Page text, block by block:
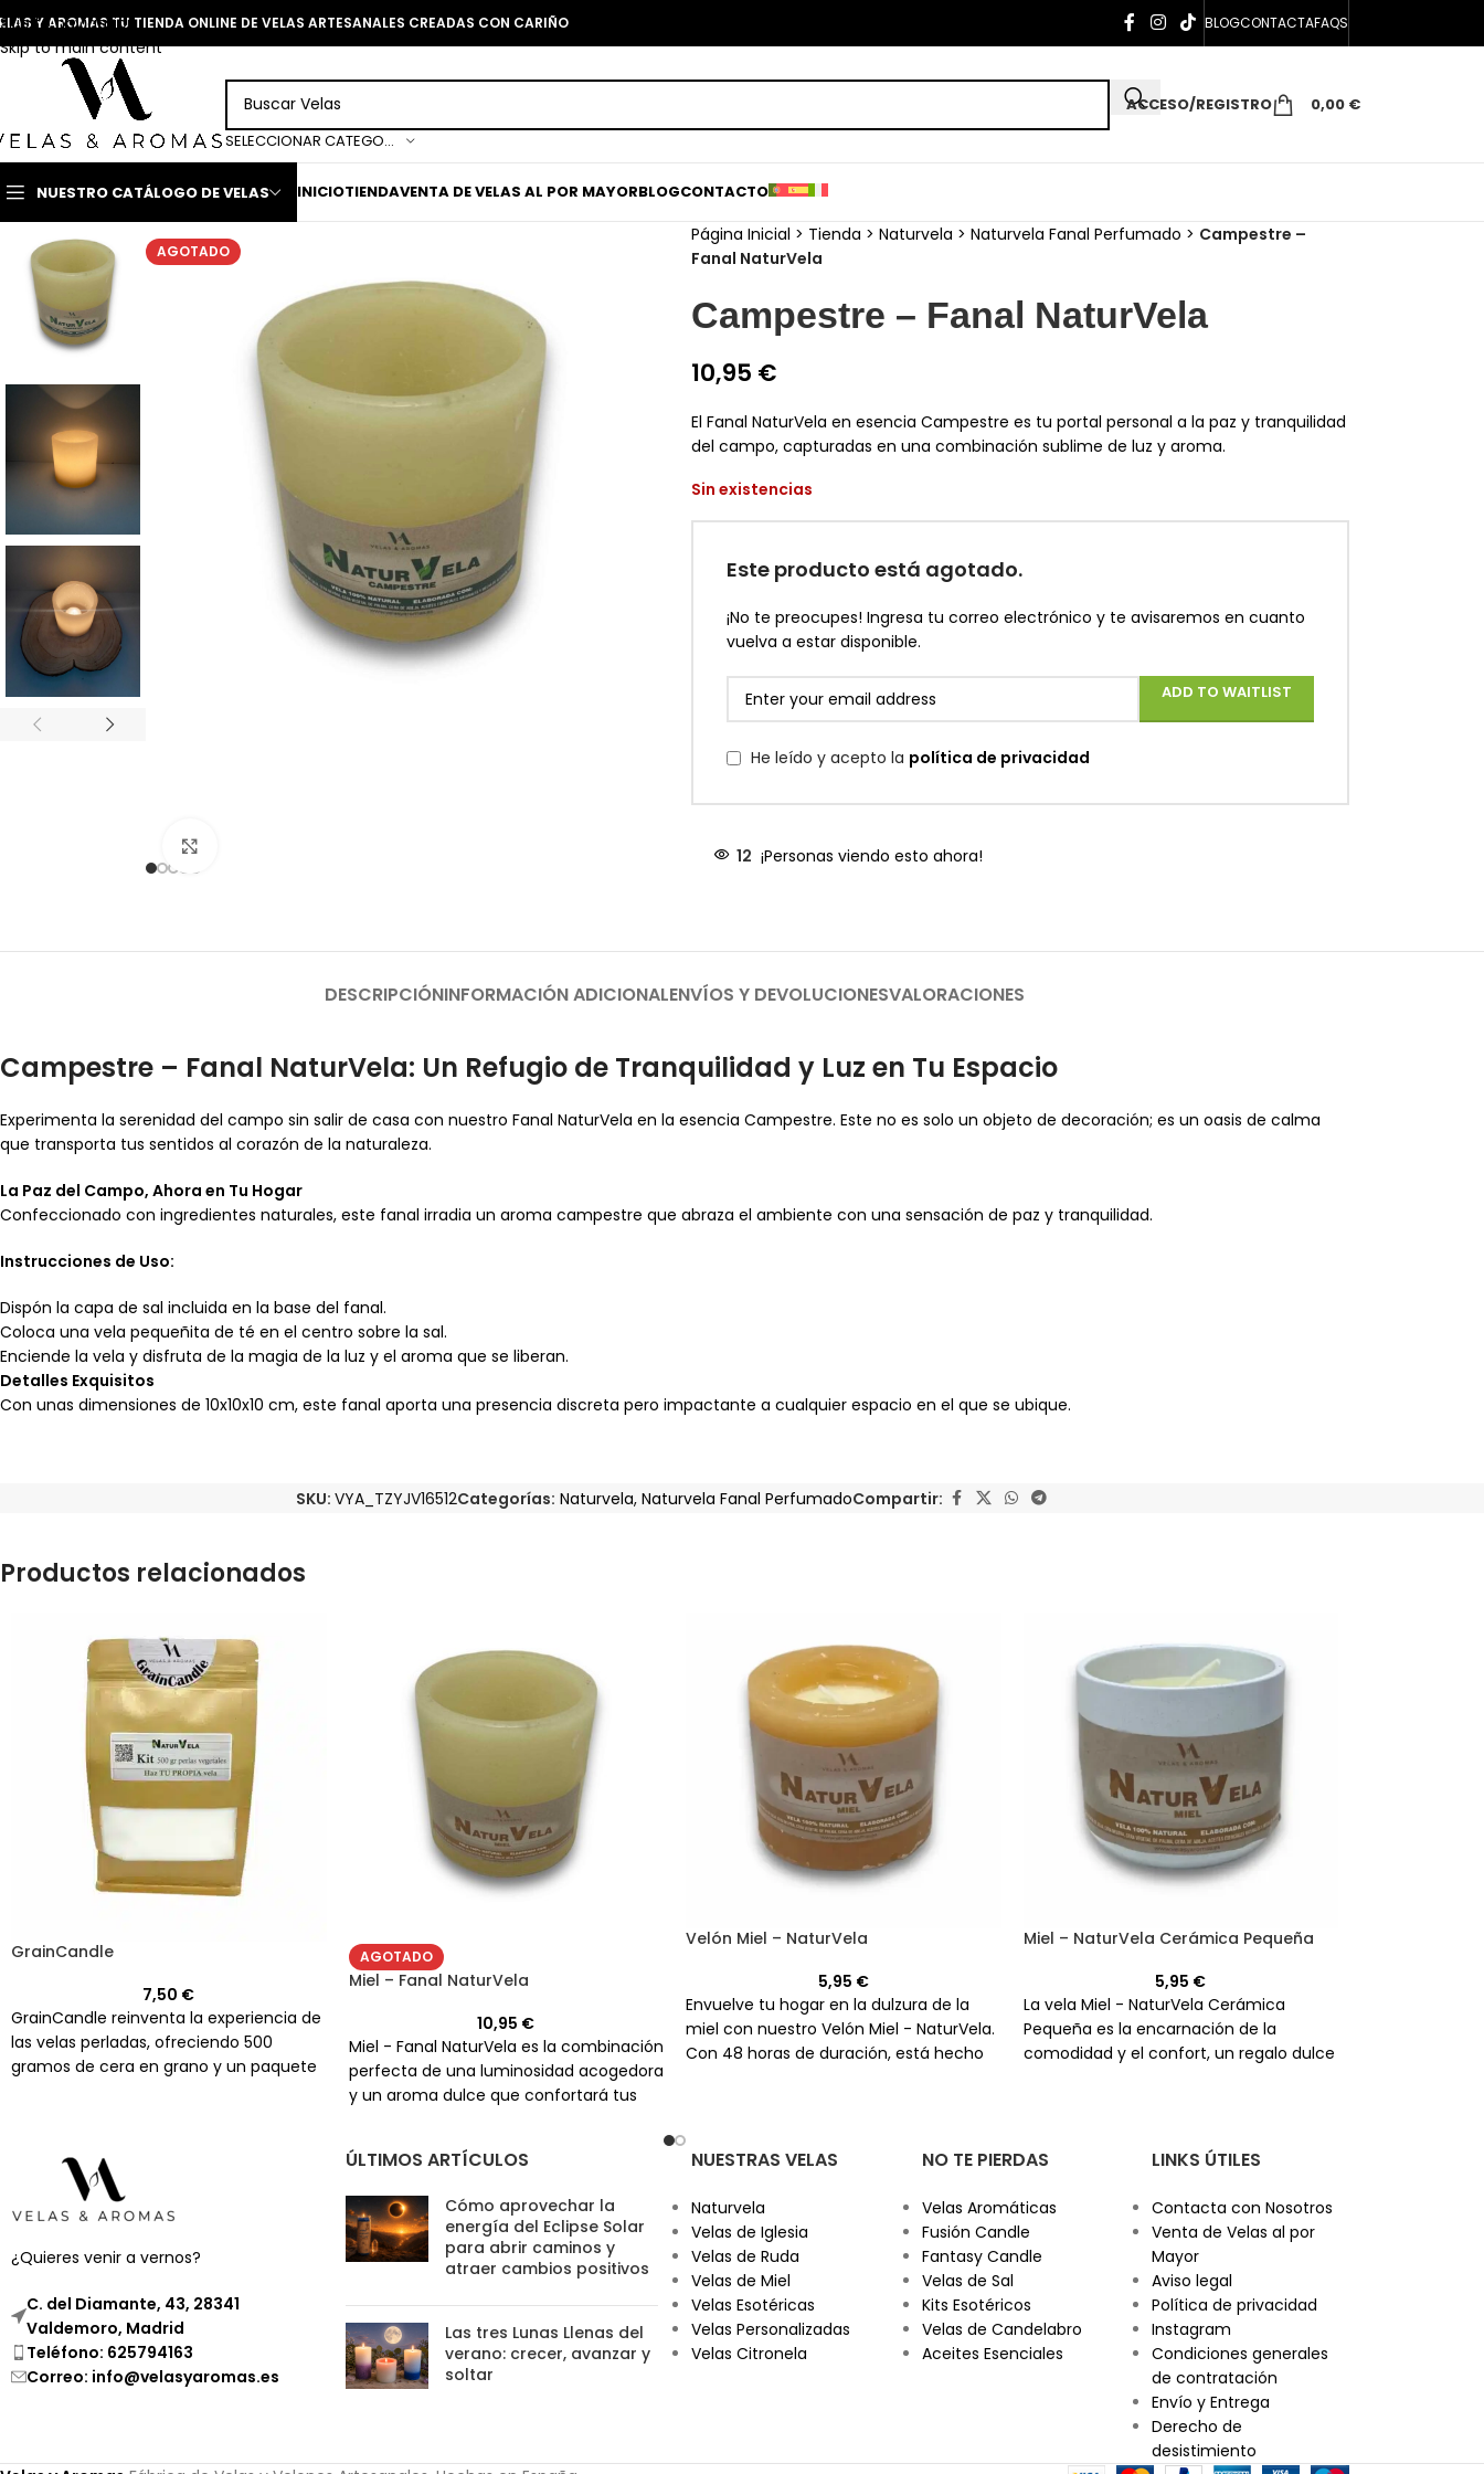
Skip to navigation
Skip to main content
Y AROMAS TU TIENDA ONLINE DE VELAS ARTESANALES CREADAS CON CARIÑO BLOGCONTACTAFAQS
SELECCIONAR CATEGORÍA
ACCESO/REGISTRO 0,00 €
NUESTRO CATÁLOGO DE VELAS INICIOTIENDAVENTA DE VELAS AL POR MAYORBLOGCONTACTO
AGOTADO
Página Inicial > Tienda > Naturvela > Naturvela Fanal Perfumado > Campestre –
Fanal NaturVela
Campestre – Fanal NaturVela
10,95 €
El Fanal NaturVela en esencia Campestre es tu portal personal a la paz y tranquilidad
del campo, capturadas en una combinación sublime de luz y aroma.
Sin existencias
Este producto está agotado.
¡No te preocupes! Ingresa tu correo electrónico y te avisaremos en cuanto
vuelva a estar disponible.
ADD TO WAITLIST
He leído y acepto la política de privacidad
12 ¡Personas viendo esto ahora!
DESCRIPCIÓNINFORMACIÓN ADICIONALENVÍOS Y DEVOLUCIONESVALORACIONES
Campestre – Fanal NaturVela: Un Refugio de Tranquilidad y Luz en Tu Espacio
Experimenta la serenidad del campo sin salir de casa con nuestro Fanal NaturVela en la esencia Campestre. Este no es solo un objeto de decoración; es un oasis de calma
que transporta tus sentidos al corazón de la naturaleza.
La Paz del Campo, Ahora en Tu Hogar
Confeccionado con ingredientes naturales, este fanal irradia un aroma campestre que abraza el ambiente con una sensación de paz y tranquilidad.
Instrucciones de Uso:
Dispón la capa de sal incluida en la base del fanal.
Coloca una vela pequeñita de té en el centro sobre la sal.
Enciende la vela y disfruta de la magia de la luz y el aroma que se liberan.
Detalles Exquisitos
Con unas dimensiones de 10x10x10 cm, este fanal aporta una presencia discreta pero impactante a cualquier espacio en el que se ubique.
SKU: VYA_TZYJV16512Categorías: Naturvela, Naturvela Fanal PerfumadoCompartir:
Productos relacionados
GrainCandle
7,50 €
GrainCandle reinventa la experiencia de
las velas perladas, ofreciendo 500
gramos de cera en grano y un paquete
concepto único no solo te permite
personalizar tu vela, sino que también
integra la belleza y singularidad de las
adaptándose a tu estilo y preferencias.
AGOTADO
Miel – Fanal NaturVela
10,95 €
Miel - Fanal NaturVela es la combinación
perfecta de una luminosidad acogedora
y un aroma dulce que confortará tus
Velón Miel – NaturVela
5,95 €
Envuelve tu hogar en la dulzura de la
miel con nuestro Velón Miel - NaturVela.
Con 48 horas de duración, está hecho
Miel – NaturVela Cerámica Pequeña
5,95 €
La vela Miel - NaturVela Cerámica
Pequeña es la encarnación de la
comodidad y el confort, un regalo dulce
¿Quieres venir a vernos?
C. del Diamante, 43, 28341
Valdemoro, Madrid
Teléfono: 625794163
Correo: info@velasyaromas.es
ÚLTIMOS ARTÍCULOS
Cómo aprovechar la
energía del Eclipse Solar
para abrir caminos y
atraer cambios positivos
Las tres Lunas Llenas del
verano: crecer, avanzar y
soltar
NUESTRAS VELAS
Naturvela
Velas de Iglesia
Velas de Ruda
Velas de Miel
Velas Esotéricas
Velas Personalizadas
Velas Citronela
NO TE PIERDAS
Velas Aromáticas
Fusión Candle
Fantasy Candle
Velas de Sal
Kits Esotéricos
Velas de Candelabro
Aceites Esenciales
LINKS ÚTILES
Contacta con Nosotros
Venta de Velas al por
Mayor
Aviso legal
Política de privacidad
Instagram
Condiciones generales
de contratación
Envío y Entrega
Derecho de
desistimiento